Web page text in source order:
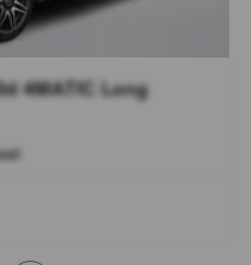
4MATIC Long